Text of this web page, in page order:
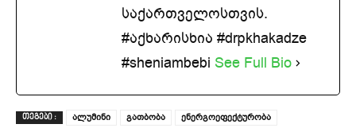
საქართველოსთვის.
#აქხარისხია #drpkhakadze
#sheniambebi See Full Bio
ᲗᲔᲒᲔᲑᲘ : ალუმინი გათბობა
ენერგოეფექტურობა